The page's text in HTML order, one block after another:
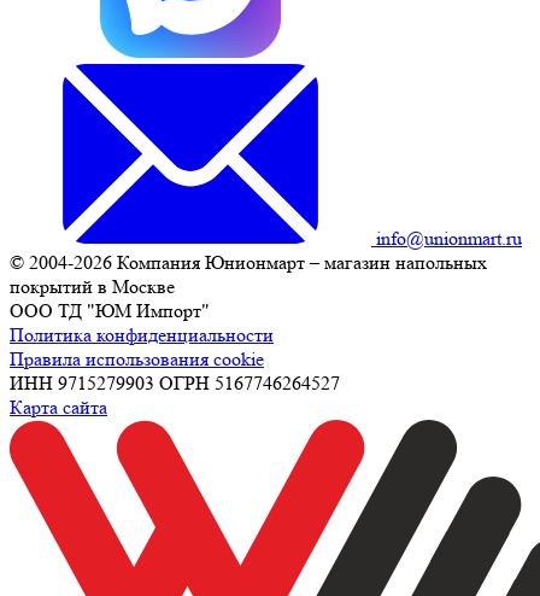
info@unionmart.ru
© 2004-2026 Компания Юнионмарт – магазин напольных
покрытий в Москве
ООО ТД "ЮМ Импорт"
Политика конфиденциальности
Правила использования cookie
ИНН 9715279903 ОГРН 5167746264527
Карта сайта